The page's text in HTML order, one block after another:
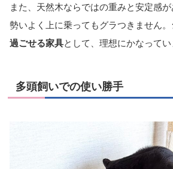
また、天然木ならではの重みと安定感
勢いよく上に乗ってもグラつきません。
過ごせる家具として、理想にかなってい
多頭飼いでの使い勝手